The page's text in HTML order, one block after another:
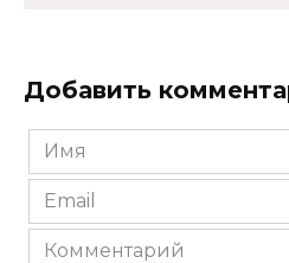
Добавить
Имя
*
Email
*
Комментарий